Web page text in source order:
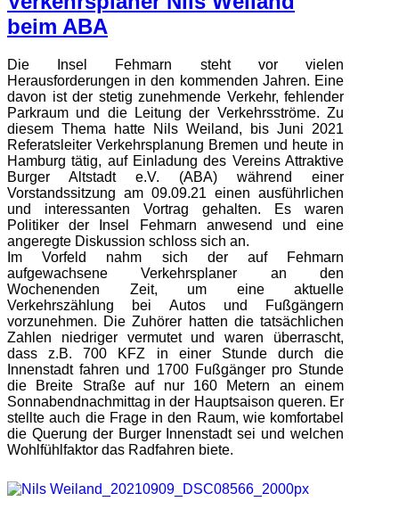
beim ABA
Die Insel Fehmarn steht vor vielen
Herausforderungen in den kommenden Jahren. Eine
davon ist der stetig zunehmende Verkehr, fehlender
Parkraum und die Leitung der Verkehrsströme. Zu
diesem Thema hatte Nils Weiland, bis Juni 2021
Referatsleiter Verkehrsplanung Bremen und heute in
Hamburg tätig, auf Einladung des Vereins Attraktive
Burger Altstadt e.V. (ABA) während einer
Vorstandssitzung am 09.09.21 einen ausführlichen
und interessanten Vortrag gehalten. Es waren
Politiker der Insel Fehmarn anwesend und eine
angeregte Diskussion schloss sich an.
Im Vorfeld nahm sich der auf Fehmarn
aufgewachsene Verkehrsplaner an den
Wochenenden Zeit, um eine aktuelle
Verkehrszählung bei Autos und Fußgängern
vorzunehmen. Die Zuhörer hatten die tatsächlichen
Zahlen niedriger vermutet und waren überrascht,
dass z.B. 700 KFZ in einer Stunde durch die
Innenstadt fahren und 1700 Fußgänger pro Stunde
die Breite Straße auf nur 160 Metern an einem
Sonnabendnachmittag in der Hauptsaison queren. Er
stellte auch die Frage in den Raum, wie komfortabel
die Querung der Burger Innenstadt sei und welchen
Wohlfühlfaktor das Radfahren biete.